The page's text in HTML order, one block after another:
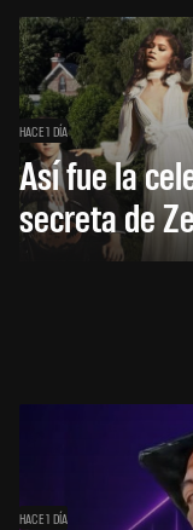
HACE 1 DÍA
Así fue la
secreta de
HACE 1 DÍA